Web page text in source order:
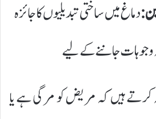
دماغ میں ساختی تبدیلیوں کا جائزہ
وجوہات جاننے کے لیے
کرتے ہیں کہ مریض کو مرگی ہے یا